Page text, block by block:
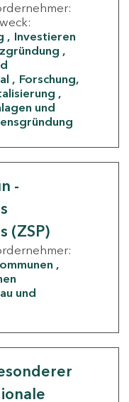
Investieren
Forschung,
und
-
(ZSP)
und